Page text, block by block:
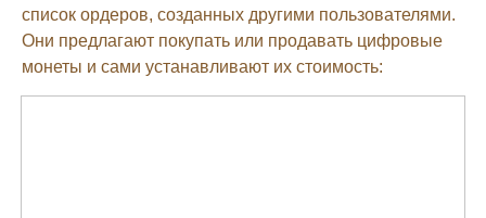
список ордеров, созданных другими пользователями.
Они предлагают покупать или продавать цифровые
монеты и сами устанавливают их стоимость: